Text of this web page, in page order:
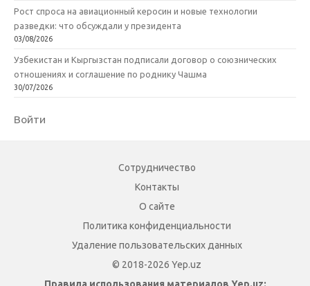
Рост спроса на авиационный керосин и новые технологии
разведки: что обсуждали у президента
03/08/2026
Узбекистан и Кыргызстан подписали договор о союзнических
отношениях и соглашение по роднику Чашма
30/07/2026
Войти
Сотрудничество
Контакты
О сайте
Политика конфиденциальности
Удаление пользовательских данных
© 2018-2026 Yep.uz